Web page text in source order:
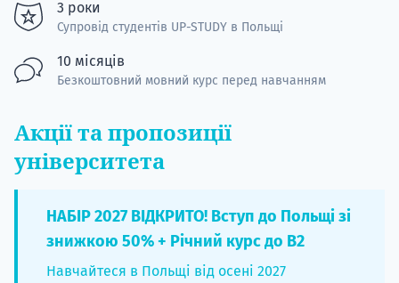
3 роки
Супровід студентів UP-STUDY в Польщі
10 місяців
Безкоштовний мовний курс перед навчанням
Акції та пропозиції
університета
НАБІР 2027 ВІДКРИТО! Вступ до Польщі зі
знижкою 50% + Річний курс до B2
Навчайтеся в Польщі від осені 2027